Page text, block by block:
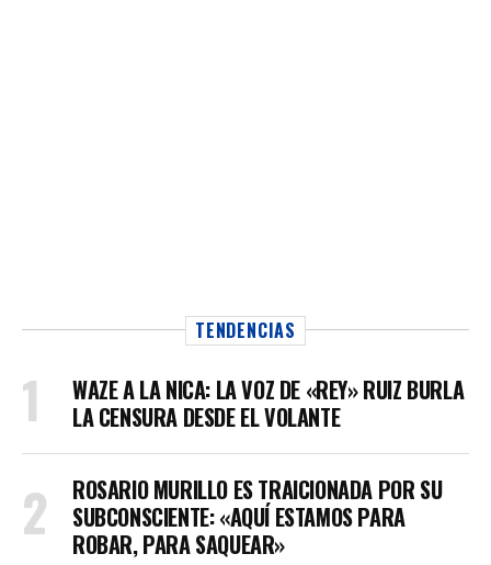
TENDENCIAS
WAZE A LA NICA: LA VOZ DE «REY» RUIZ BURLA
LA CENSURA DESDE EL VOLANTE
ROSARIO MURILLO ES TRAICIONADA POR SU
SUBCONSCIENTE: «AQUÍ ESTAMOS PARA
ROBAR, PARA SAQUEAR»